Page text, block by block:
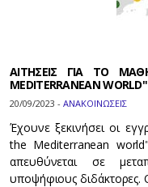
ΑΙΤΗΣΕΙΣ ΓΙΑ ΤΟ
MEDITERRANEAN WORLD"
20/09/2023 - ΑΝΑΚΟΙΝΩΣΕΙΣ
Έχουνε ξεκινήσει οι
the Mediterranean
απευθύνεται σε
υποψήφιους διδάκτορες.